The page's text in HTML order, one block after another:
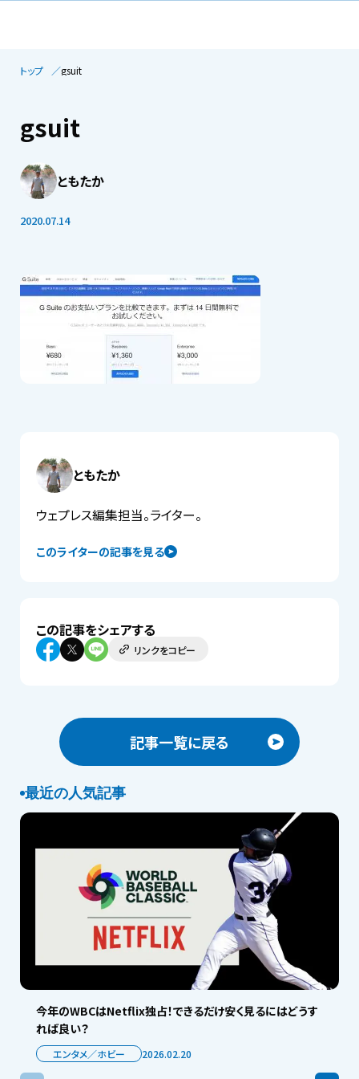
トップ gsuit
gsuit
ともたか
2020.07.14
ともたか
このライターの記事を見る
ウェプレス編集担当。ライター。
この記事をシェアする
リンクをコピー
記事一覧に戻る
最近の人気記事
今年のWBCはNetflix独占！できるだけ安く見るにはどうす
れば良い？
エンタメ／ホビー 2026.02.20